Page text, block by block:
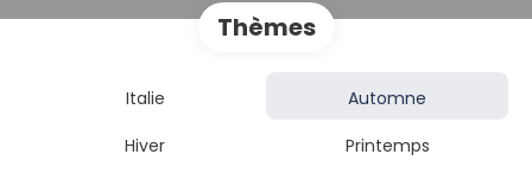
Thèmes
Italie
Automne
Hiver
Printemps